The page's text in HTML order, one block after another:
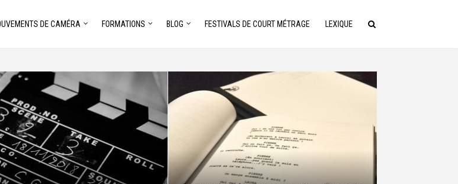
DE CAMÉRA FORMATIONS BLOG FESTIVALS DE COURT MÉTRAGE LEXIQUE